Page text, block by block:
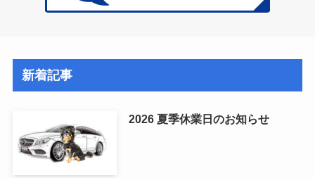
新着記事
2026 夏季休業日のお知らせ